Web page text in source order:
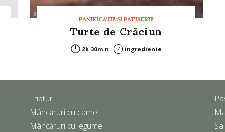
PANIFICAŢIE ŞI PATISERIE
Turte de Crăciun
2h 30min 7 ingrediente
Fripturi
Mâncăruri cu carne
Mâncăruri cu legume